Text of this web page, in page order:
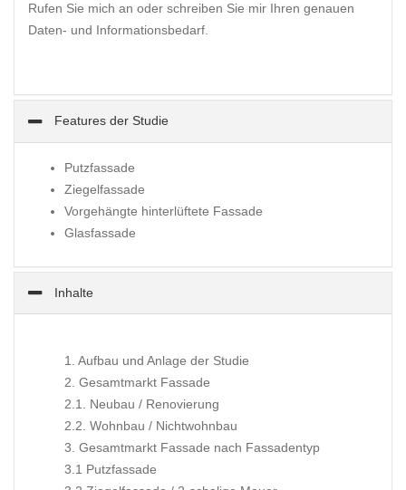
Rufen Sie mich an oder schreiben Sie mir Ihren genauen
Daten- und Informationsbedarf.
Features der Studie
Putzfassade
Ziegelfassade
Vorgehängte hinterlüftete Fassade
Glasfassade
Inhalte
1. Aufbau und Anlage der Studie
2. Gesamtmarkt Fassade
2.1. Neubau / Renovierung
2.2. Wohnbau / Nichtwohnbau
3. Gesamtmarkt Fassade nach Fassadentyp
3.1 Putzfassade